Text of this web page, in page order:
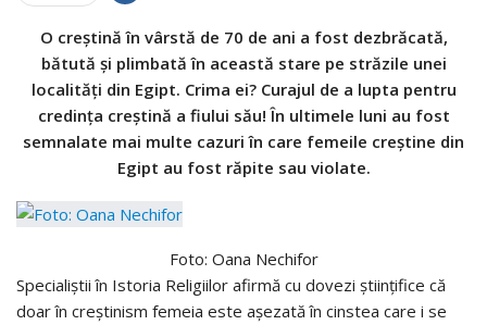
O creștină în vârstă de 70 de ani a fost dezbrăcată,
bătută și plimbată în această stare pe străzile unei
localităţi din Egipt. Crima ei? Curajul de a lupta pentru
credinţa creştină a fiului său! În ultimele luni au fost
semnalate mai multe cazuri în care femeile creștine din
Egipt au fost răpite sau violate.
Foto: Oana Nechifor
Specialiştii în Istoria Religiilor afirmă cu dovezi ştiinţifice că
doar în creştinism femeia este aşezată în cinstea care i se